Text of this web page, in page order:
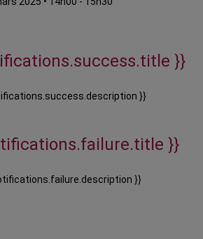
}}
}}
}}
}}